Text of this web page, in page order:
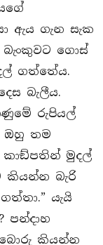
ඇය ගැන සැක
ගොස්
ගත්තේය.
බැලීය.
රුපියල්
ඔහු තම
කාඞ්පතින් මුදල්
කියන්න බැරි
යැයි
පන්දාහ
බොරු කියන්න